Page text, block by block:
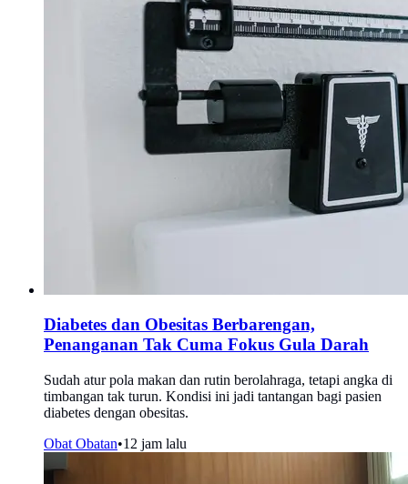
Diabetes dan Obesitas Berbarengan,
Penanganan Tak Cuma Fokus Gula Darah
Sudah atur pola makan dan rutin berolahraga, tetapi angka di
timbangan tak turun. Kondisi ini jadi tantangan bagi pasien
diabetes dengan obesitas.
Obat Obatan•12 jam lalu